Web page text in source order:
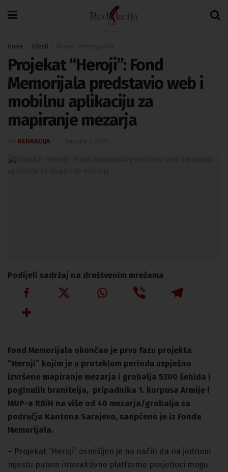
Home Vijesti
Projekat “Heroji”: Fond
Memorijala predstavio web i
mobilnu aplikaciju za
mapiranje mezarja
REDAKCIJA
Podijeli sadržaj na društvenim mrežama
Fond Memorijala okončao je prvu fazu projekta
“Heroji” kojim je u proteklom periodu uspješno
izvršeno mapiranje mezarja i grobalja 5300 šehida i
poginulih branitelja, pripadnika 1. korpusa Armije i
MUP-a RBiH na više od 40 mezarja/grobalja sa
područja Kantona Sarajevo, saopćeno je iz Fonda
Memorijala.
– Projekat “Heroji” osmišljen je na način da na jednom
mjestu putem interaktivne platforme posjetioci mogu